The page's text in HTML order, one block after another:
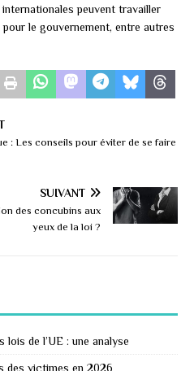
peuvent travailler
le gouvernement, entre autres
: Les conseils pour éviter de se faire
SUIVANT
des concubins aux
yeux de la loi ?
de l’UE : une analyse
des victimes en 2026